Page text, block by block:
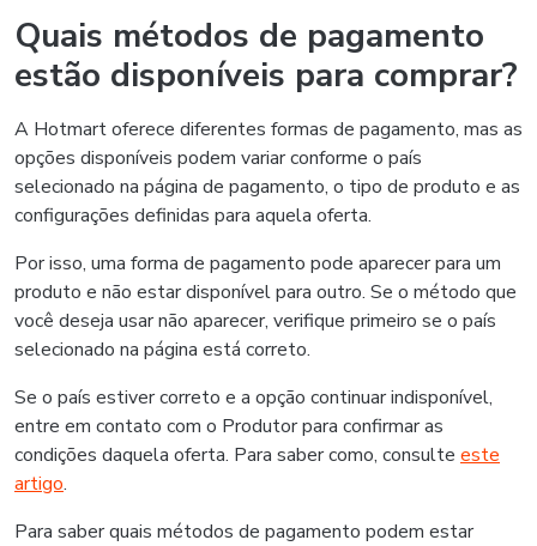
Quais métodos de pagamento
estão disponíveis para comprar?
A Hotmart oferece diferentes formas de pagamento, mas as
opções disponíveis podem variar conforme o país
selecionado na página de pagamento, o tipo de produto e as
configurações definidas para aquela oferta.
Por isso, uma forma de pagamento pode aparecer para um
produto e não estar disponível para outro. Se o método que
você deseja usar não aparecer, verifique primeiro se o país
selecionado na página está correto.
Se o país estiver correto e a opção continuar indisponível,
entre em contato com o Produtor para confirmar as
condições daquela oferta. Para saber como, consulte este
artigo.
Para saber quais métodos de pagamento podem estar